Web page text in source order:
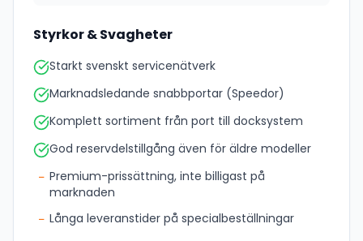
Styrkor & Svagheter
Starkt svenskt servicenätverk
Marknadsledande snabbportar (Speedor)
Komplett sortiment från port till docksystem
God reservdelstillgång även för äldre modeller
− Premium-prissättning, inte billigast på
marknaden
− Långa leveranstider på specialbeställningar